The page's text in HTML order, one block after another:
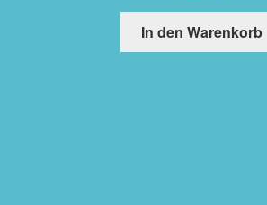
In den Warenkorb